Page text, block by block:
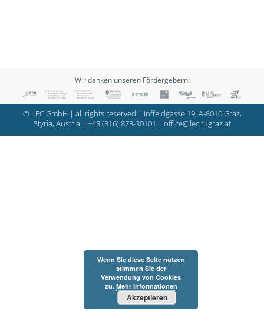
Wir danken unseren Fördergebern:
© LEC GmbH | all rights reserved | Inffeldgasse 19, A-8010 Graz,
Styria, Austria | +43 (316) 873-30101 | office@lec.tugraz.at
Wenn Sie diese Seite nutzen
stimmen Sie der
Verwendung von Cookies
zu. Mehr Informationen
Akzeptieren